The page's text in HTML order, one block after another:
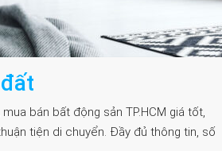
mua bán bất động sản TP.HCM giá tốt,
tiện di chuyển. Đầy đủ thông tin, số